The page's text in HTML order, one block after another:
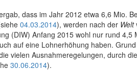
dass im Jahr 2012 etwa 6,6 Mio.
04.03.2014), werden nach der Welt
(DIW) Anfang 2015 wohl nur rund 4,5
auf eine Lohnerhöhung haben.
vielen Ausnahmeregelungen, durch
30.06.2014).